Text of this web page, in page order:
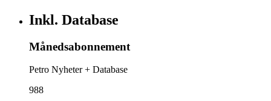
Inkl. Database
Månedsabonnement
Petro Nyheter + Database
988